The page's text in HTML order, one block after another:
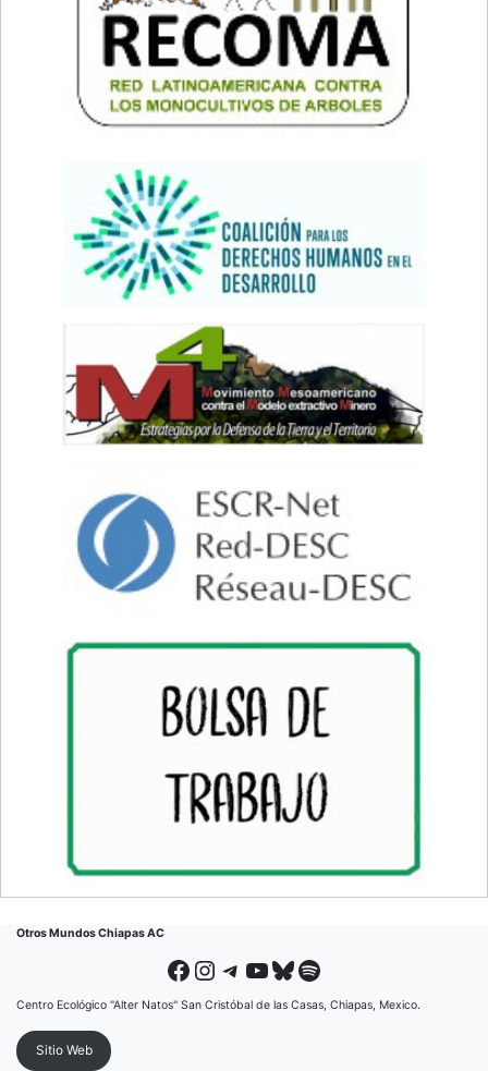
Otros Mundos Chiapas AC
Facebook Instagram Telegram YouTube Bluesky Spotify
Centro Ecológico "Alter Natos" San Cristóbal de las Casas, Chiapas, Mexico.
Sitio Web